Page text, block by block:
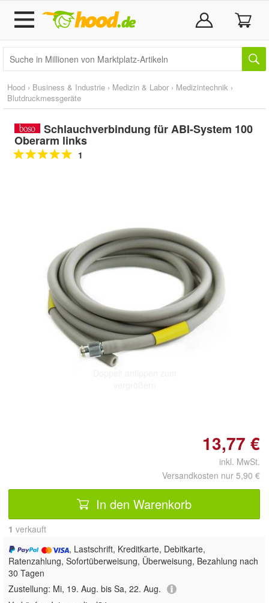
Hood › Business & Industrie › Medizin & Labor › Medizintechnik ›
Blutdruckmessgeräte
Schlauchverbindung für ABI-System 100
Oberarm links
1
13,77 €
inkl. MwSt.
Versandkosten nur 5,90 €
In den Warenkorb
1 verkauft
, Lastschrift, Kreditkarte, Debitkarte,
Ratenzahlung, Sofortüberweisung, Überweisung, Bezahlung nach
30 Tagen
Zustellung: Mi, 19. Aug. bis Sa, 22. Aug.